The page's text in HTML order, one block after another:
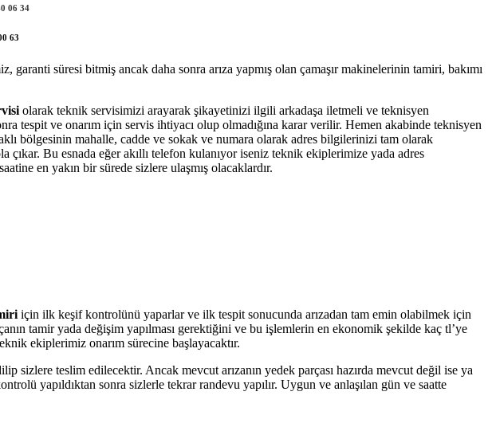
06 34
63
garanti süresi bitmiş ancak daha sonra arıza yapmış olan çamaşır makinelerinin tamiri, bakımı
olarak teknik servisimizi arayarak şikayetinizi ilgili arkadaşa iletmeli ve teknisyen
ve onarım için servis ihtiyacı olup olmadığına karar verilir. Hemen akabinde teknisyen
bölgesinin mahalle, cadde ve sokak ve numara olarak adres bilgilerinizi tam olarak
Bu esnada eğer akıllı telefon kulanıyor iseniz teknik ekiplerimize yada adres
en yakın bir sürede sizlere ulaşmış olacaklardır.
için ilk keşif kontrolünü yaparlar ve ilk tespit sonucunda arızadan tam emin olabilmek için
tamir yada değişim yapılması gerektiğini ve bu işlemlerin en ekonomik şekilde kaç tl’ye
ekiplerimiz onarım sürecine başlayacaktır.
sizlere teslim edilecektir. Ancak mevcut arızanın yedek parçası hazırda mevcut değil ise ya
yapıldıktan sonra sizlerle tekrar randevu yapılır. Uygun ve anlaşılan gün ve saatte